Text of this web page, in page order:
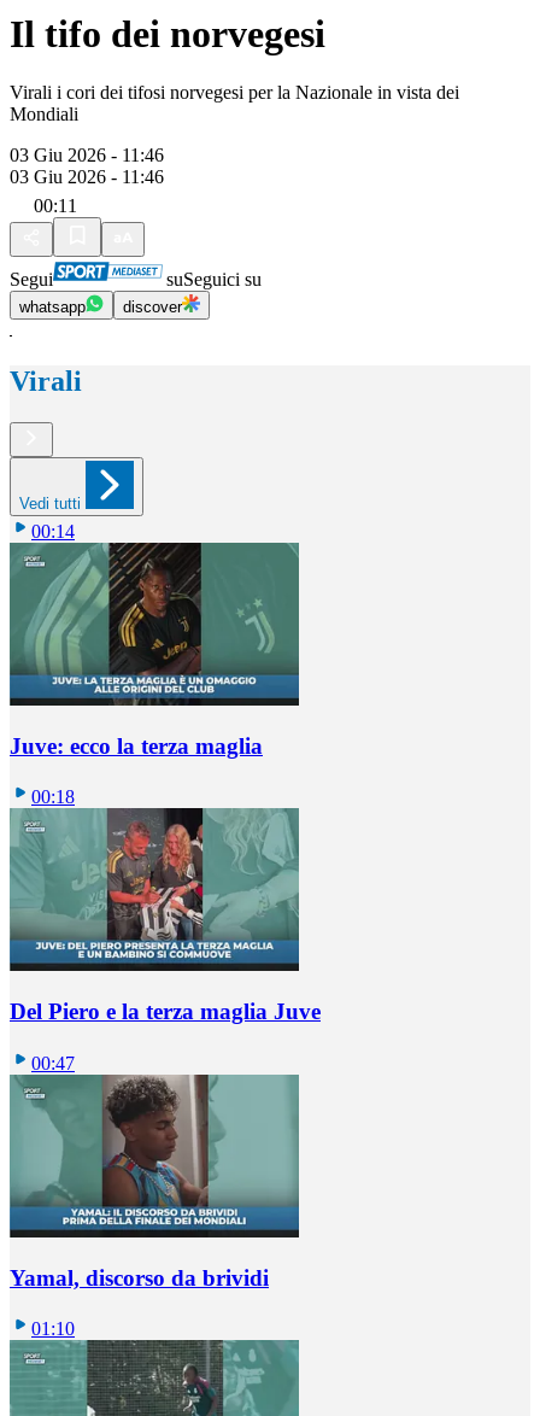
Il tifo dei norvegesi
Virali i cori dei tifosi norvegesi per la Nazionale in vista dei
Mondiali
03 Giu 2026 - 11:46
03 Giu 2026 - 11:46
00:11
Segui suSeguici su
whatsapp discover
Virali
Vedi tutti
00:14
Juve: ecco la terza maglia
00:18
Del Piero e la terza maglia Juve
00:47
Yamal, discorso da brividi
01:10